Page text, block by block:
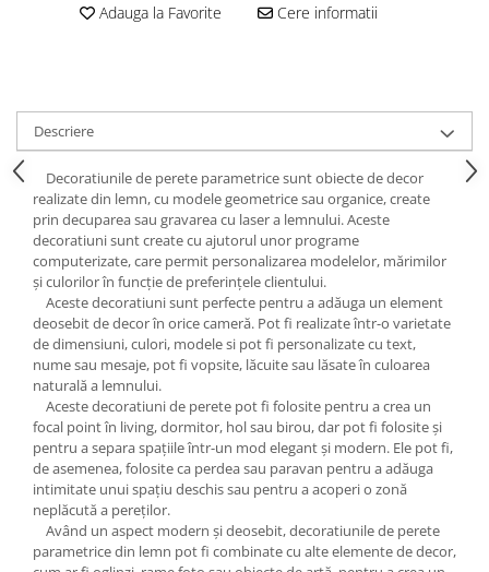
Adauga la Favorite Cere informatii
Descriere
Decoratiunile de perete parametrice sunt obiecte de decor
realizate din lemn, cu modele geometrice sau organice, create
prin decuparea sau gravarea cu laser a lemnului. Aceste
decoratiuni sunt create cu ajutorul unor programe
computerizate, care permit personalizarea modelelor, mărimilor
și culorilor în funcție de preferințele clientului.
Aceste decoratiuni sunt perfecte pentru a adăuga un element
deosebit de decor în orice cameră. Pot fi realizate într-o varietate
de dimensiuni, culori, modele si pot fi personalizate cu text,
nume sau mesaje, pot fi vopsite, lăcuite sau lăsate în culoarea
naturală a lemnului.
Aceste decoratiuni de perete pot fi folosite pentru a crea un
focal point în living, dormitor, hol sau birou, dar pot fi folosite și
pentru a separa spațiile într-un mod elegant și modern. Ele pot fi,
de asemenea, folosite ca perdea sau paravan pentru a adăuga
intimitate unui spațiu deschis sau pentru a acoperi o zonă
neplăcută a pereților.
Având un aspect modern și deosebit, decoratiunile de perete
parametrice din lemn pot fi combinate cu alte elemente de decor,